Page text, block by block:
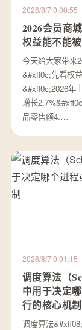
2026/8/7 0:00:55
2026会员商
权益能不能
今天给大家带来
&#xff0c;先看权
&#xff0c;2026年
增长
品零售额4.…
2026/8/7 0:01:15
调度算法（
中用于决定
行的核心机制
调度算法